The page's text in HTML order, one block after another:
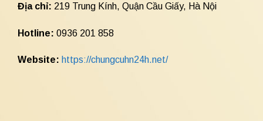
Địa chỉ: 219 Trung Kính, Quận Cầu Giấy, Hà Nội
Hotline: 0936 201 858
Website: https://chungcuhn24h.net/